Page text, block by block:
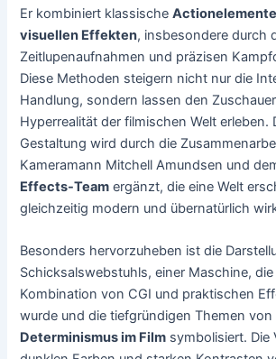
Er kombiniert klassische
visuellen Effekten, insbesondere durch
Zeitlupenaufnahmen und präzisen
Diese Methoden steigern nicht nur die
Handlung, sondern lassen den
Hyperrealität der filmischen Welt erleben.
Gestaltung wird durch die
Kameramann Mitchell Amundsen und
Effects-Team ergänzt, die eine Welt
gleichzeitig modern und übernatürlich
Besonders hervorzuheben ist die
Schicksalswebstuhls, einer Maschine,
Kombination von CGI und praktischen
wurde und die tiefgründigen Themen von
Determinismus im Film symbolisiert. Die